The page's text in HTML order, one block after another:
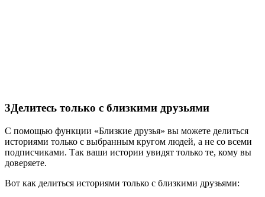
3Делитесь только с близкими друзьями
С помощью функции «Близкие друзья» вы можете делиться
историями только с выбранным кругом людей, а не со всеми
подписчиками. Так ваши истории увидят только те, кому вы
доверяете.
Вот как делиться историями только с близкими друзьями: